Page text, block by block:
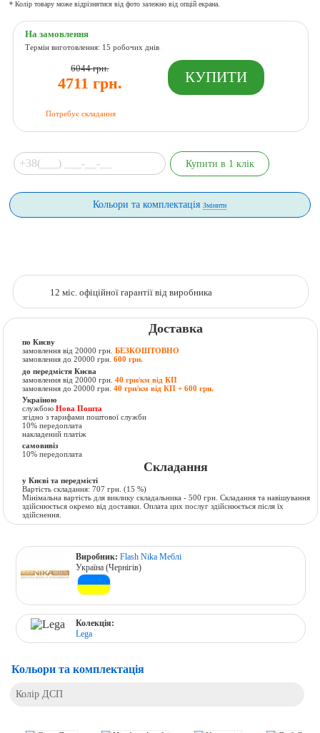
* Колір товару може відрізнятися від фото залежно від опцій екрана.
На замовлення
Термін виготовлення: 15 робочих днів
6044 грн.
4711 грн.
Потребує складання
Кольори та комплектаціяЗмінити
12 міс. офіційної гарантії від виробника
Доставка
по Києву
замовлення від 20000 грн.БЕЗКОШТОВНО
замовлення до 20000 грн.600 грн.
до передмістя Києва
замовлення від 20000 грн.40 грн/км від КП
замовлення до 20000 грн.40 грн/км від КП + 600 грн.
Україною
службоюНова Пошта
згідно з тарифами поштової служби
10% передоплата
накладений платіж
самовивіз
10% передоплата
Складання
у Києві та передмісті
Вартість складання:707 грн. (15 %)
Мінімальна вартість для виклику складальника - 500 грн. Складання та навішування
здійснюється окремо від доставки. Оплата цих послуг здійснюється після їх
здійснення.
Виробник:Flash Nika Меблі
Україна (Чернігів)
Колекція:
Lega
Кольори та комплектація
Колір ДСП